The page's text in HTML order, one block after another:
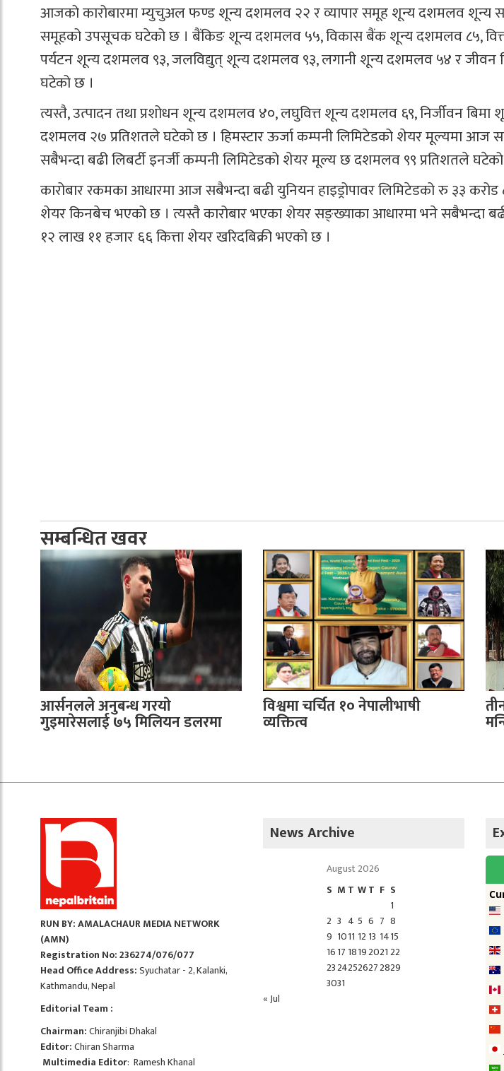
आजको कारोबारमा म्युचुअल फण्ड शून्य दशमलव २२ र व्यापार समूह शून्य दशमलव शून्य
समूहको उपसूचक घटेको छ । बैंकिङ शून्य दशमलव ५५, विकास बैंक शून्य दशमलव ८५,
पर्यटन शून्य दशमलव ९३, जलविद्युत् शून्य दशमलव ९३, लगानी शून्य दशमलव ५४ र जीवन
घटेको छ ।
त्यस्तै, उत्पादन तथा प्रशोधन शून्य दशमलव ४०, लघुवित्त शून्य दशमलव ६९, निर्जीवन
दशमलव २७ प्रतिशतले घटेको छ । हिमस्टार ऊर्जा कम्पनी लिमिटेडको शेयर मूल्यमा आज
सबैभन्दा बढी लिबर्टी इनर्जी कम्पनी लिमिटेडको शेयर मूल्य छ दशमलव ९९ प्रतिशतले
कारोबार रकमका आधारमा आज सबैभन्दा बढी युनियन हाइड्रोपावर लिमिटेडको रु ३३
शेयर किनबेच भएको छ । त्यस्तै कारोबार भएका शेयर सङ्ख्याका आधारमा भने सबैभन्दा बढी
१२ लाख ११ हजार ६६ कित्ता शेयर खरिदबिक्री भएको छ ।
सम्बन्धित खवर
आर्सनलले अनुबन्ध गरयाे
गुइमारेसलाई ७५ मिलियन डलरमा
विश्वमा चर्चित १० नेपालीभाषी
व्यक्तित्व
RUN BY: AMALACHAUR MEDIA NETWORK
(AMN)
Registration No: 236274/076/077
Head Office Address:Syuchatar - 2, Kalanki,
Kathmandu, Nepal
Editorial Team :
Chairman:Chiranjibi Dhakal
Editor:Chiran Sharma
Multimedia Editor: Ramesh Khanal
News Archive
August 2026
S M T WT F S
1
2 3 4 5 6 7 8
9 1011 12 13 1415
1617 1819202122
23242526272829
3031
« Jul